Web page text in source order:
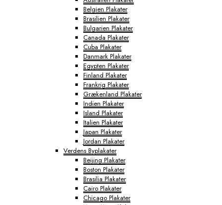
Belgien Plakater
Brasilien Plakater
Bulgarien Plakater
Canada Plakater
Cuba Plakater
Danmark Plakater
Egypten Plakater
Finland Plakater
Frankrig Plakater
Grækenland Plakater
Indien Plakater
Island Plakater
Italien Plakater
Japan Plakater
Jordan Plakater
Verdens Byplakater
Beijing Plakater
Boston Plakater
Brasilia Plakater
Cairo Plakater
Chicago Plakater